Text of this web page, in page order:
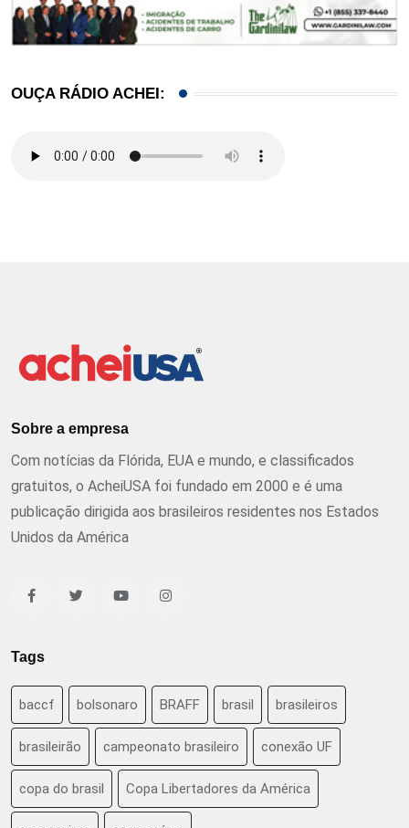
OUÇA RÁDIO ACHEI:
Sobre a empresa
Com notícias da Flórida, EUA e mundo, e classificados
gratuitos, o AcheiUSA foi fundado em 2000 e é uma
publicação dirigida aos brasileiros residentes nos Estados
Unidos da América
Tags
baccf bolsonaro BRAFF brasil brasileiros
brasileirão campeonato brasileiro conexão UF
copa do brasil Copa Libertadores da América